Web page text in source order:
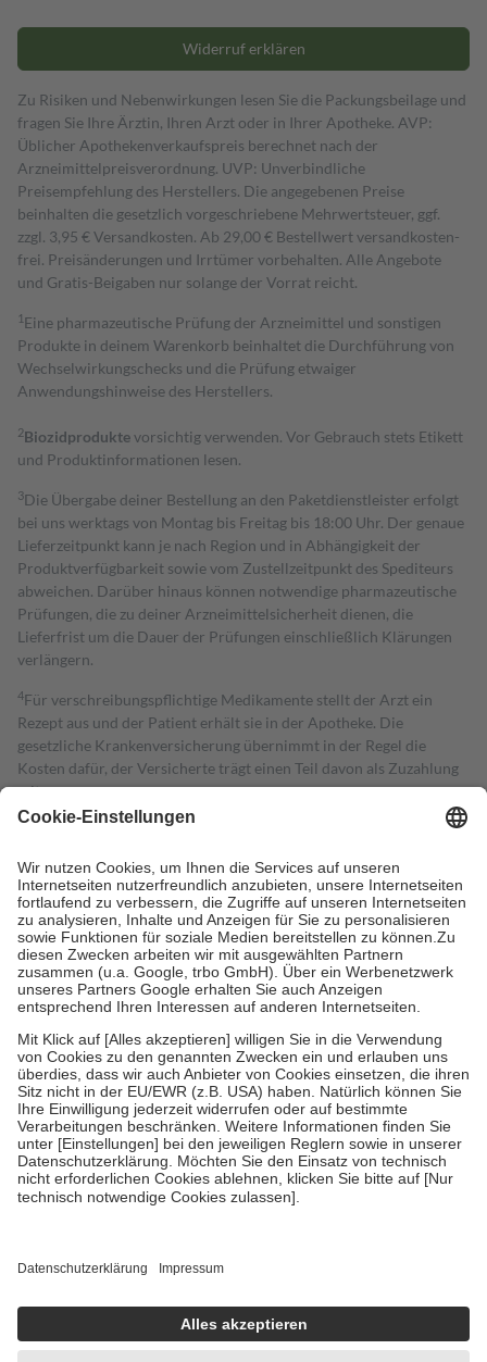
Widerruf erklären
Zu Risiken und Nebenwirkungen lesen Sie die Packungsbeilage und
fragen Sie Ihre Ärztin, Ihren Arzt oder in Ihrer Apotheke. AVP:
Üblicher Apothekenverkaufspreis berechnet nach der
Arzneimittelpreisverordnung. UVP: Unverbindliche
Preisempfehlung des Herstellers. Die angegebenen Preise
beinhalten die gesetzlich vorgeschriebene Mehrwertsteuer, ggf.
zzgl. 3,95 € Versandkosten. Ab 29,00 € Bestell­wert versand­kosten­
frei. Preisänderungen und Irrtümer vorbehalten. Alle Angebote
und Gratis-Beigaben nur solange der Vorrat reicht.
1 Eine pharmazeutische Prüfung der Arzneimittel und sonstigen
Produkte in deinem Warenkorb beinhaltet die Durchführung von
Wechselwirkungschecks und die Prüfung etwaiger
Anwendungshinweise des Herstellers.
2Biozidproduktevorsichtig verwenden. Vor Gebrauch stets Etikett
und Produktinformationen lesen.
3Die Übergabe deiner Bestellung an den Paketdienstleister erfolgt
bei uns werktags von Montag bis Freitag bis 18:00 Uhr. Der genaue
Lieferzeitpunkt kann je nach Region und in Abhängigkeit der
Produktverfügbarkeit sowie vom Zustellzeitpunkt des Spediteurs
abweichen. Darüber hinaus können notwendige pharmazeutische
Prüfungen, die zu deiner Arzneimittelsicherheit dienen, die
Lieferfrist um die Dauer der Prüfungen einschließlich Klärungen
verlängern.
4Für verschreibungspflichtige Medikamente stellt der Arzt ein
Rezept aus und der Patient erhält sie in der Apotheke. Die
gesetzliche Krankenversicherung übernimmt in der Regel die
Kosten dafür, der Versicherte trägt einen Teil davon als Zuzahlung
mit.
Grundsätzlich leisten Mitglieder Zuzahlungen in Höhe von zehn
höchstens zehn Euro.
Es sind jedoch nie mehr als die tatsächlichen
Kosten der Leistung zu entrichten.
Diese Regeln gelten grundsätzlich auch für Online-Apotheken.
Bei Heilmitteln und häuslicher Krankenpflege beträgt die
Zuzahlung zehn Prozent der Kosten sowie zehn Euro je
Verordnung.
Um das Engagement der Versicherten für ihre eigene Gesundheit zu
stärken und die besondere Stellung der Familie zu unterstützen,
fallenkeine Zuzahlungenan bei:
• Kindern und Jugendlichen bis zum vollendeten 18. Lebensjahr
mit Ausnahme der Fahrkosten
• Untersuchungen zur Vorsorge und Früherkennung, die von der
GKV getragen werden
• empfohlenen Schutzimpfungen
• Harn- und Blutteststreifen
getroffen, um sicherzustellen, dass es sich um echte Bewertungen
https://help.etrusted.com/hc/de/articles/4419944605341
Einige Bilder und Inhalte wurden unter Zuhilfenahme künstlicher